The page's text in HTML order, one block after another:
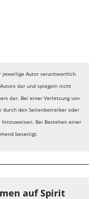
jeweilige Autor verantwortlich.
dar und spiegeln nicht
dar. Bei einer Verletzung von
durch den Seitenbetreiber oder
Bei Bestehen einer
beseitigt.
auf Spirit